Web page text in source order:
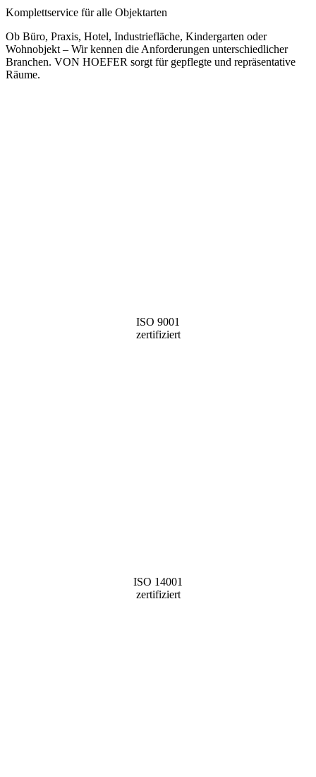
Komplettservice für alle Objektarten
Ob Büro, Praxis, Hotel, Industriefläche, Kindergarten oder
Wohnobjekt – Wir kennen die Anforderungen unterschiedlicher
Branchen. VON HOEFER sorgt für gepflegte und repräsentative
Räume.
ISO 9001
zertifiziert
ISO 14001
zertifiziert